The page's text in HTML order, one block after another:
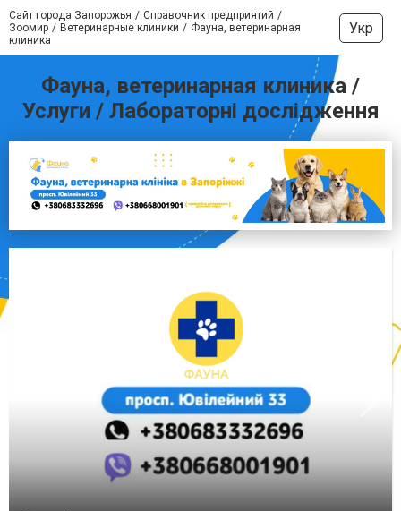
Сайт города Запорожья
Справочник предприятий
Зоомир
Ветеринарные клиники
Фауна, ветеринарная
клиника
Укр
Фауна, ветеринарная клиника /
Услуги / Лабораторні дослідження